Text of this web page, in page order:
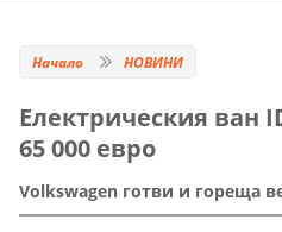
Начало НОВИНИ
Eлектрическия ван
65 000 евро
Volkswagen готви и гореща